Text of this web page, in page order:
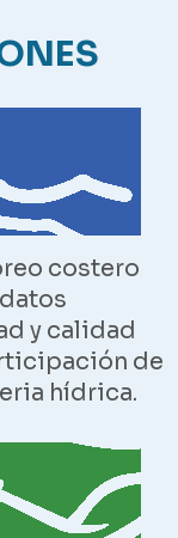
costero
y calidad
de
hídrica.